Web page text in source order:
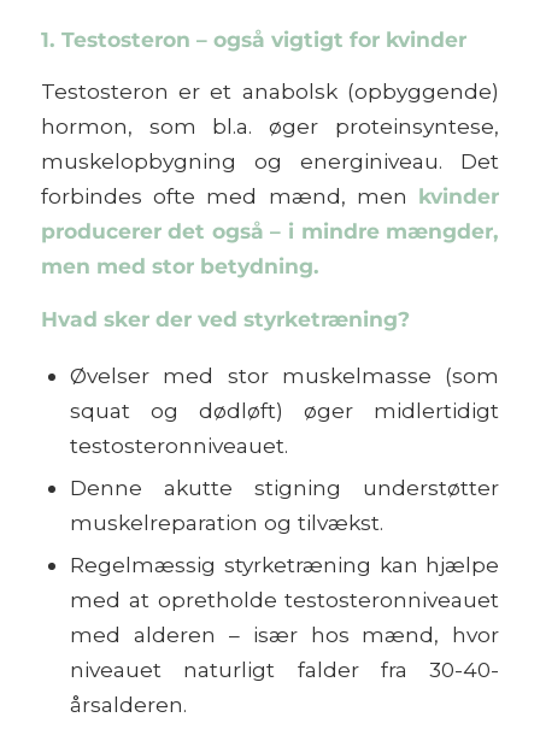
1. Testosteron – også vigtigt for kvinder
Testosteron er et anabolsk (opbyggende)
hormon, som bl.a. øger proteinsyntese,
muskelopbygning og energiniveau. Det
forbindes ofte med mænd, men kvinder
producerer det også – i mindre mængder,
men med stor betydning.
Hvad sker der ved styrketræning?
Øvelser med stor muskelmasse (som
squat og dødløft) øger midlertidigt
testosteronniveauet.
Denne akutte stigning understøtter
muskelreparation og tilvækst.
Regelmæssig styrketræning kan hjælpe
med at opretholde testosteronniveauet
med alderen – især hos mænd, hvor
niveauet naturligt falder fra 30-40-
årsalderen.